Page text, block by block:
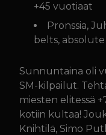
+45 vuotiaat
Pronssia,
belts, absolute
Sunnuntaina oli
SM-kilpailut.
miesten elitessä
kotiin kultaa!
Knihtilä, Simo